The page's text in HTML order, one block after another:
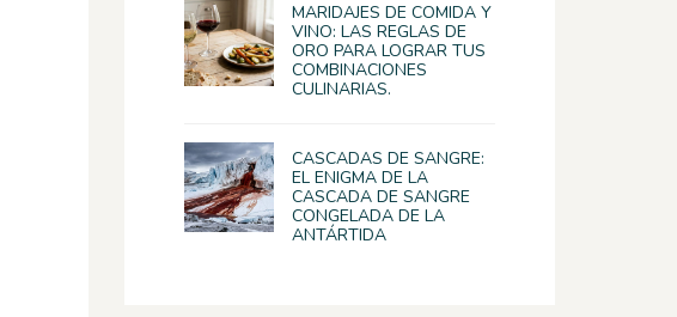
MARIDAJES DE COMIDA Y
VINO: LAS REGLAS DE
ORO PARA LOGRAR TUS
COMBINACIONES
CULINARIAS.
CASCADAS DE SANGRE:
EL ENIGMA DE LA
CASCADA DE SANGRE
CONGELADA DE LA
ANTÁRTIDA